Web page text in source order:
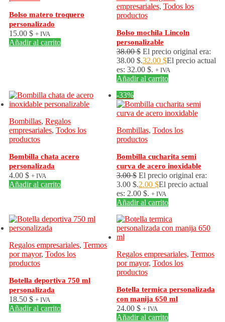
Bolso matero troquero
personalizado
15.00 $ + IVA
Añadir al carrito
empresariales, Todos los
productos
Bolso mochila Lincoln
personalizable
38.00$ El precio original era:
38.00 $.32.00 $El precio actual
es: 32.00 $. + IVA
Añadir al carrito
Bombillas, Regalos
empresariales, Todos los
productos
Bombilla chata acero
personalizada
4.00 $ + IVA
Añadir al carrito
-33%
Bombillas, Todos los
productos
Bombilla cucharita semi
curva de acero inoxidable
3.00$ El precio original era:
3.00 $.2.00 $El precio actual
es: 2.00 $. + IVA
Añadir al carrito
Regalos empresariales, Termos
por mayor, Todos los
productos
Botella deportiva 750 ml
personalizada
18.50 $ + IVA
Añadir al carrito
Regalos empresariales, Termos
por mayor, Todos los
productos
Botella termica personalizada
con manija 650 ml
24.00 $ + IVA
Añadir al carrito